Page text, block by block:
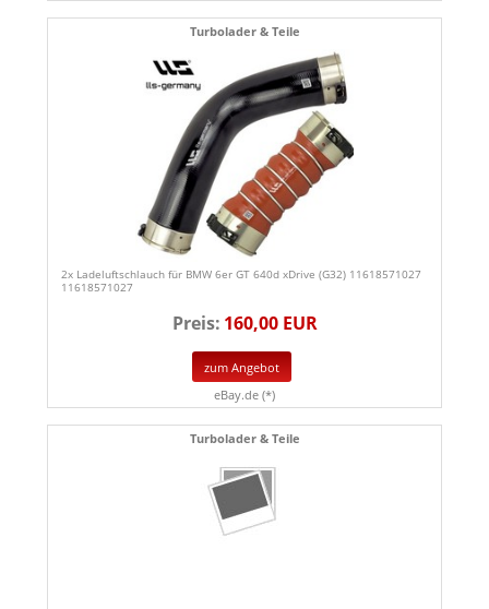
Turbolader & Teile
2x Ladeluftschlauch für BMW 6er GT 640d xDrive (G32) 11618571027
11618571027
Preis: 160,00 EUR
zum Angebot
eBay.de (*)
Turbolader & Teile